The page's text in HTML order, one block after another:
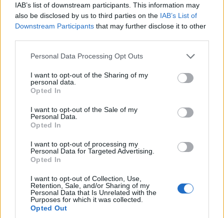
IAB’s list of downstream participants. This information may
also be disclosed by us to third parties on the IAB’s List of
Downstream Participants that may further disclose it to other
Please note that this website/app uses one or more Google
not limited to your visit or usage behaviour. You may click to
grant or deny consent to Google and its third-party tags to
use your data for below specified purposes in below Google
consent section.
Personal Data Processing Opt Outs
I want to opt-out of the Sharing of my
personal data.
Opted In
I want to opt-out of the Sale of my
Personal Data.
Opted In
I want to opt-out of processing my
Personal Data for Targeted Advertising.
Opted In
I want to opt-out of Collection, Use,
Retention, Sale, and/or Sharing of my
Personal Data that Is Unrelated with the
Purposes for which it was collected.
Opted Out
Λέσβος: Με τις καλύτερες… γεύσεις πέρασε στην
ιστορία η τριήμερη 39η Γιορτή Σαρδέλας – Το
σήμα κατατεθέν του κόλπου της Καλλονής
5/08/2026 - 10:35μμ
ΕΛΛΑΔΑ
Σχέδιο κρατικής αρωγής για τους πληγέντες από